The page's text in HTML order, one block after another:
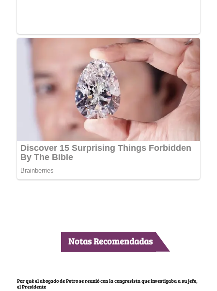
Notas Recomendadas
Por qué el abogado de Petro se reunió con la congresista que investigaba a su jefe,
el Presidente